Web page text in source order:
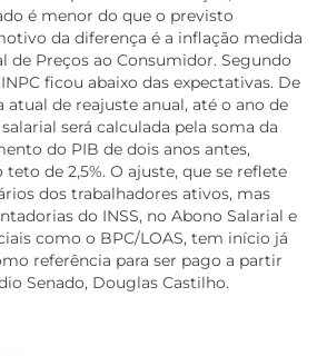
é menor do que o previsto
da diferença é a inflação medida
de Preços ao Consumidor. Segundo
ficou abaixo das expectativas. De
de reajuste anual, até o ano de
será calculada pela soma da
do PIB de dois anos antes,
de 2,5%. O ajuste, que se reflete
dos trabalhadores ativos, mas
do INSS, no Abono Salarial e
como o BPC/LOAS, tem início já
referência para ser pago a partir
Senado, Douglas Castilho.